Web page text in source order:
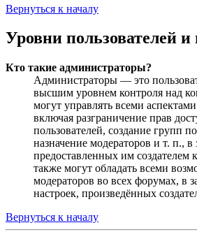
Вернуться к началу
Уровни пользователей
Кто такие администраторы?
Администраторы — это
высшим уровнем контроля над
могут управлять всеми
включая разграничение прав
пользователей, создание групп
назначение модераторов и т. п., в
предоставленных им
также могут обладать всеми
модераторов во всех форумах, в
настроек, произведённых
Вернуться к началу